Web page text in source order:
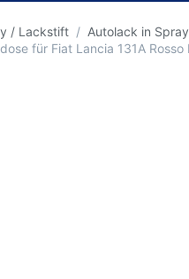
/ Lackstift Autolack in
für Fiat Lancia 131A